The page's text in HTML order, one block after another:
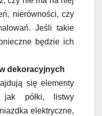
nierówności, czy
Jeśli takie
będzie ich
dekoracyjnych
się elementy
jak półki, listwy
elektryczne,